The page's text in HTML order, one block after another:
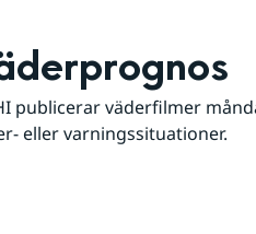
publicerar väderfilmer
eller varningssituationer.